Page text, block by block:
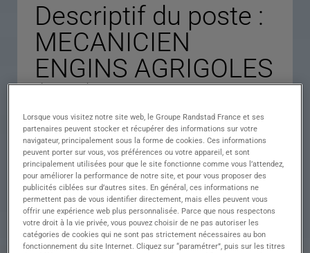
Descriptif du poste :
MECANICIEN
ENGINS AGRIGOLES
(H/F)
Descriptif du poste : ???? Mécanicien Engins
Agricoles (H/F) Notre agence de recrutement
recherche pour l'un de ses clients un Mécanicien
spécialisé en engins agricoles / tracteurs (H/F)
afin d'intervenir sur un parc matériel varié.
???? Vos missions Rattaché(e) au Responsable
Technique, vous serez en charge de :
Lorsque vous visitez notre site web, le Groupe Randstad France et ses
partenaires peuvent stocker et récupérer des informations sur votre
navigateur, principalement sous la forme de cookies. Ces informations
peuvent porter sur vous, vos préférences ou votre appareil, et sont
principalement utilisées pour que le site fonctionne comme vous l’attendez,
pour améliorer la performance de notre site, et pour vous proposer des
publicités ciblées sur d’autres sites. En général, ces informations ne
permettent pas de vous identifier directement, mais elles peuvent vous
offrir une expérience web plus personnalisée. Parce que nous respectons
votre droit à la vie privée, vous pouvez choisir de ne pas autoriser les
catégories de cookies qui ne sont pas strictement nécessaires au bon
fonctionnement du site Internet. Cliquez sur “paramétrer”, puis sur les titres